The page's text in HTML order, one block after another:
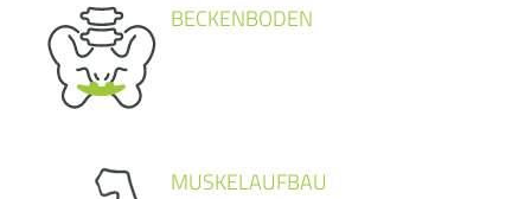
BECKENBODEN
MUSKELAUFBAU